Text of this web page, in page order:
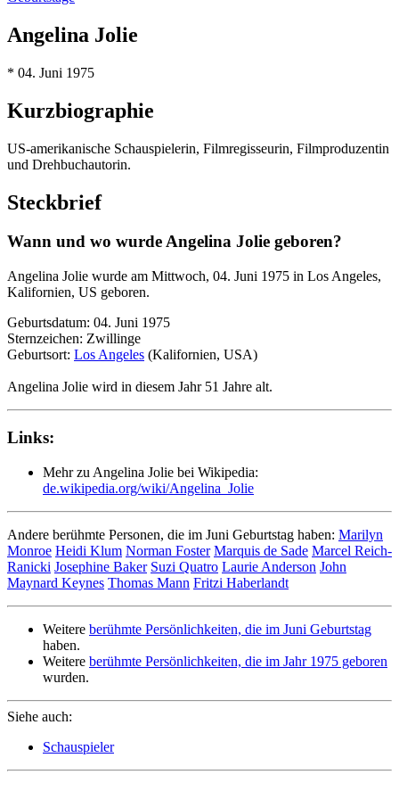
Angelina Jolie
* 04. Juni 1975
Kurzbiographie
US-amerikanische Schauspielerin, Filmregisseurin, Filmproduzentin
und Drehbuchautorin.
Steckbrief
Wann und wo wurde Angelina Jolie geboren?
Angelina Jolie wurde am Mittwoch, 04. Juni 1975 in Los Angeles,
Kalifornien, US geboren.
Geburtsdatum: 04. Juni 1975
Sternzeichen: Zwillinge
Geburtsort: Los Angeles (Kalifornien, USA)
Angelina Jolie wird in diesem Jahr 51 Jahre alt.
Links:
Mehr zu Angelina Jolie bei Wikipedia:
de.wikipedia.org/wiki/Angelina_Jolie
Andere berühmte Personen, die im Juni Geburtstag haben: Marilyn
Monroe Heidi Klum Norman Foster Marquis de Sade Marcel Reich-
Ranicki Josephine Baker Suzi Quatro Laurie Anderson John
Maynard Keynes Thomas Mann Fritzi Haberlandt
Weitere berühmte Persönlichkeiten, die im Juni Geburtstag
haben.
Weitere berühmte Persönlichkeiten, die im Jahr 1975 geboren
wurden.
Siehe auch:
Schauspieler